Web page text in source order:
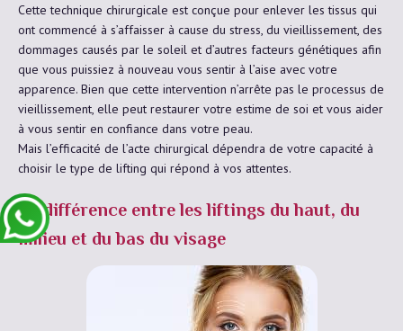
Cette technique chirurgicale est conçue pour enlever les tissus qui
ont commencé à s’affaisser à cause du stress, du vieillissement, des
dommages causés par le soleil et d’autres facteurs génétiques afin
que vous puissiez à nouveau vous sentir à l’aise avec votre
apparence. Bien que cette intervention n’arrête pas le processus de
vieillissement, elle peut restaurer votre estime de soi et vous aider
à vous sentir en confiance dans votre peau.
Mais l’efficacité de l’acte chirurgical dépendra de votre capacité à
choisir le type de lifting qui répond à vos attentes.
La différence entre les liftings du haut, du
milieu et du bas du visage